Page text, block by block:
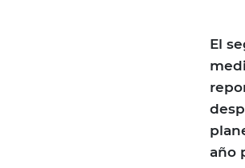
El
año